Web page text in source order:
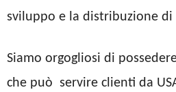
sviluppo e la distribuzione di
Siamo orgogliosi di
che può servire clienti da